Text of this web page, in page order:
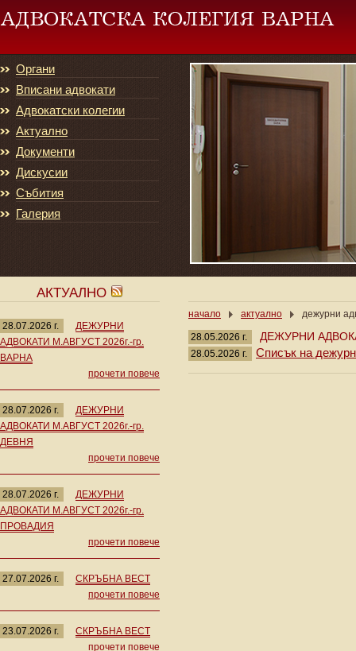
Органи
Вписани адвокати
Адвокатски колегии
Актуално
Документи
Дискусии
Събития
Галерия
АКТУАЛНО
28.07.2026 г.
ДЕЖУРНИ
АДВОКАТИ М.АВГУСТ 2026г.-гр.
ВАРНА
прочети повече
28.07.2026 г.
ДЕЖУРНИ
АДВОКАТИ М.АВГУСТ 2026г.-гр.
ДЕВНЯ
прочети повече
28.07.2026 г.
ДЕЖУРНИ
АДВОКАТИ М.АВГУСТ 2026г.-гр.
ПРОВАДИЯ
прочети повече
27.07.2026 г.
СКРЪБНА ВЕСТ
прочети повече
23.07.2026 г.
СКРЪБНА ВЕСТ
прочети повече
начало актуално дежурни
28.05.2026 г. ДЕЖУРНИ
28.05.2026 г. Списък на